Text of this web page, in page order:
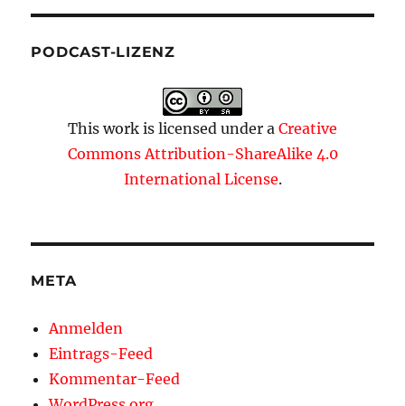
PODCAST-LIZENZ
This work is licensed under a Creative
Commons Attribution-ShareAlike 4.0
International License.
META
Anmelden
Eintrags-Feed
Kommentar-Feed